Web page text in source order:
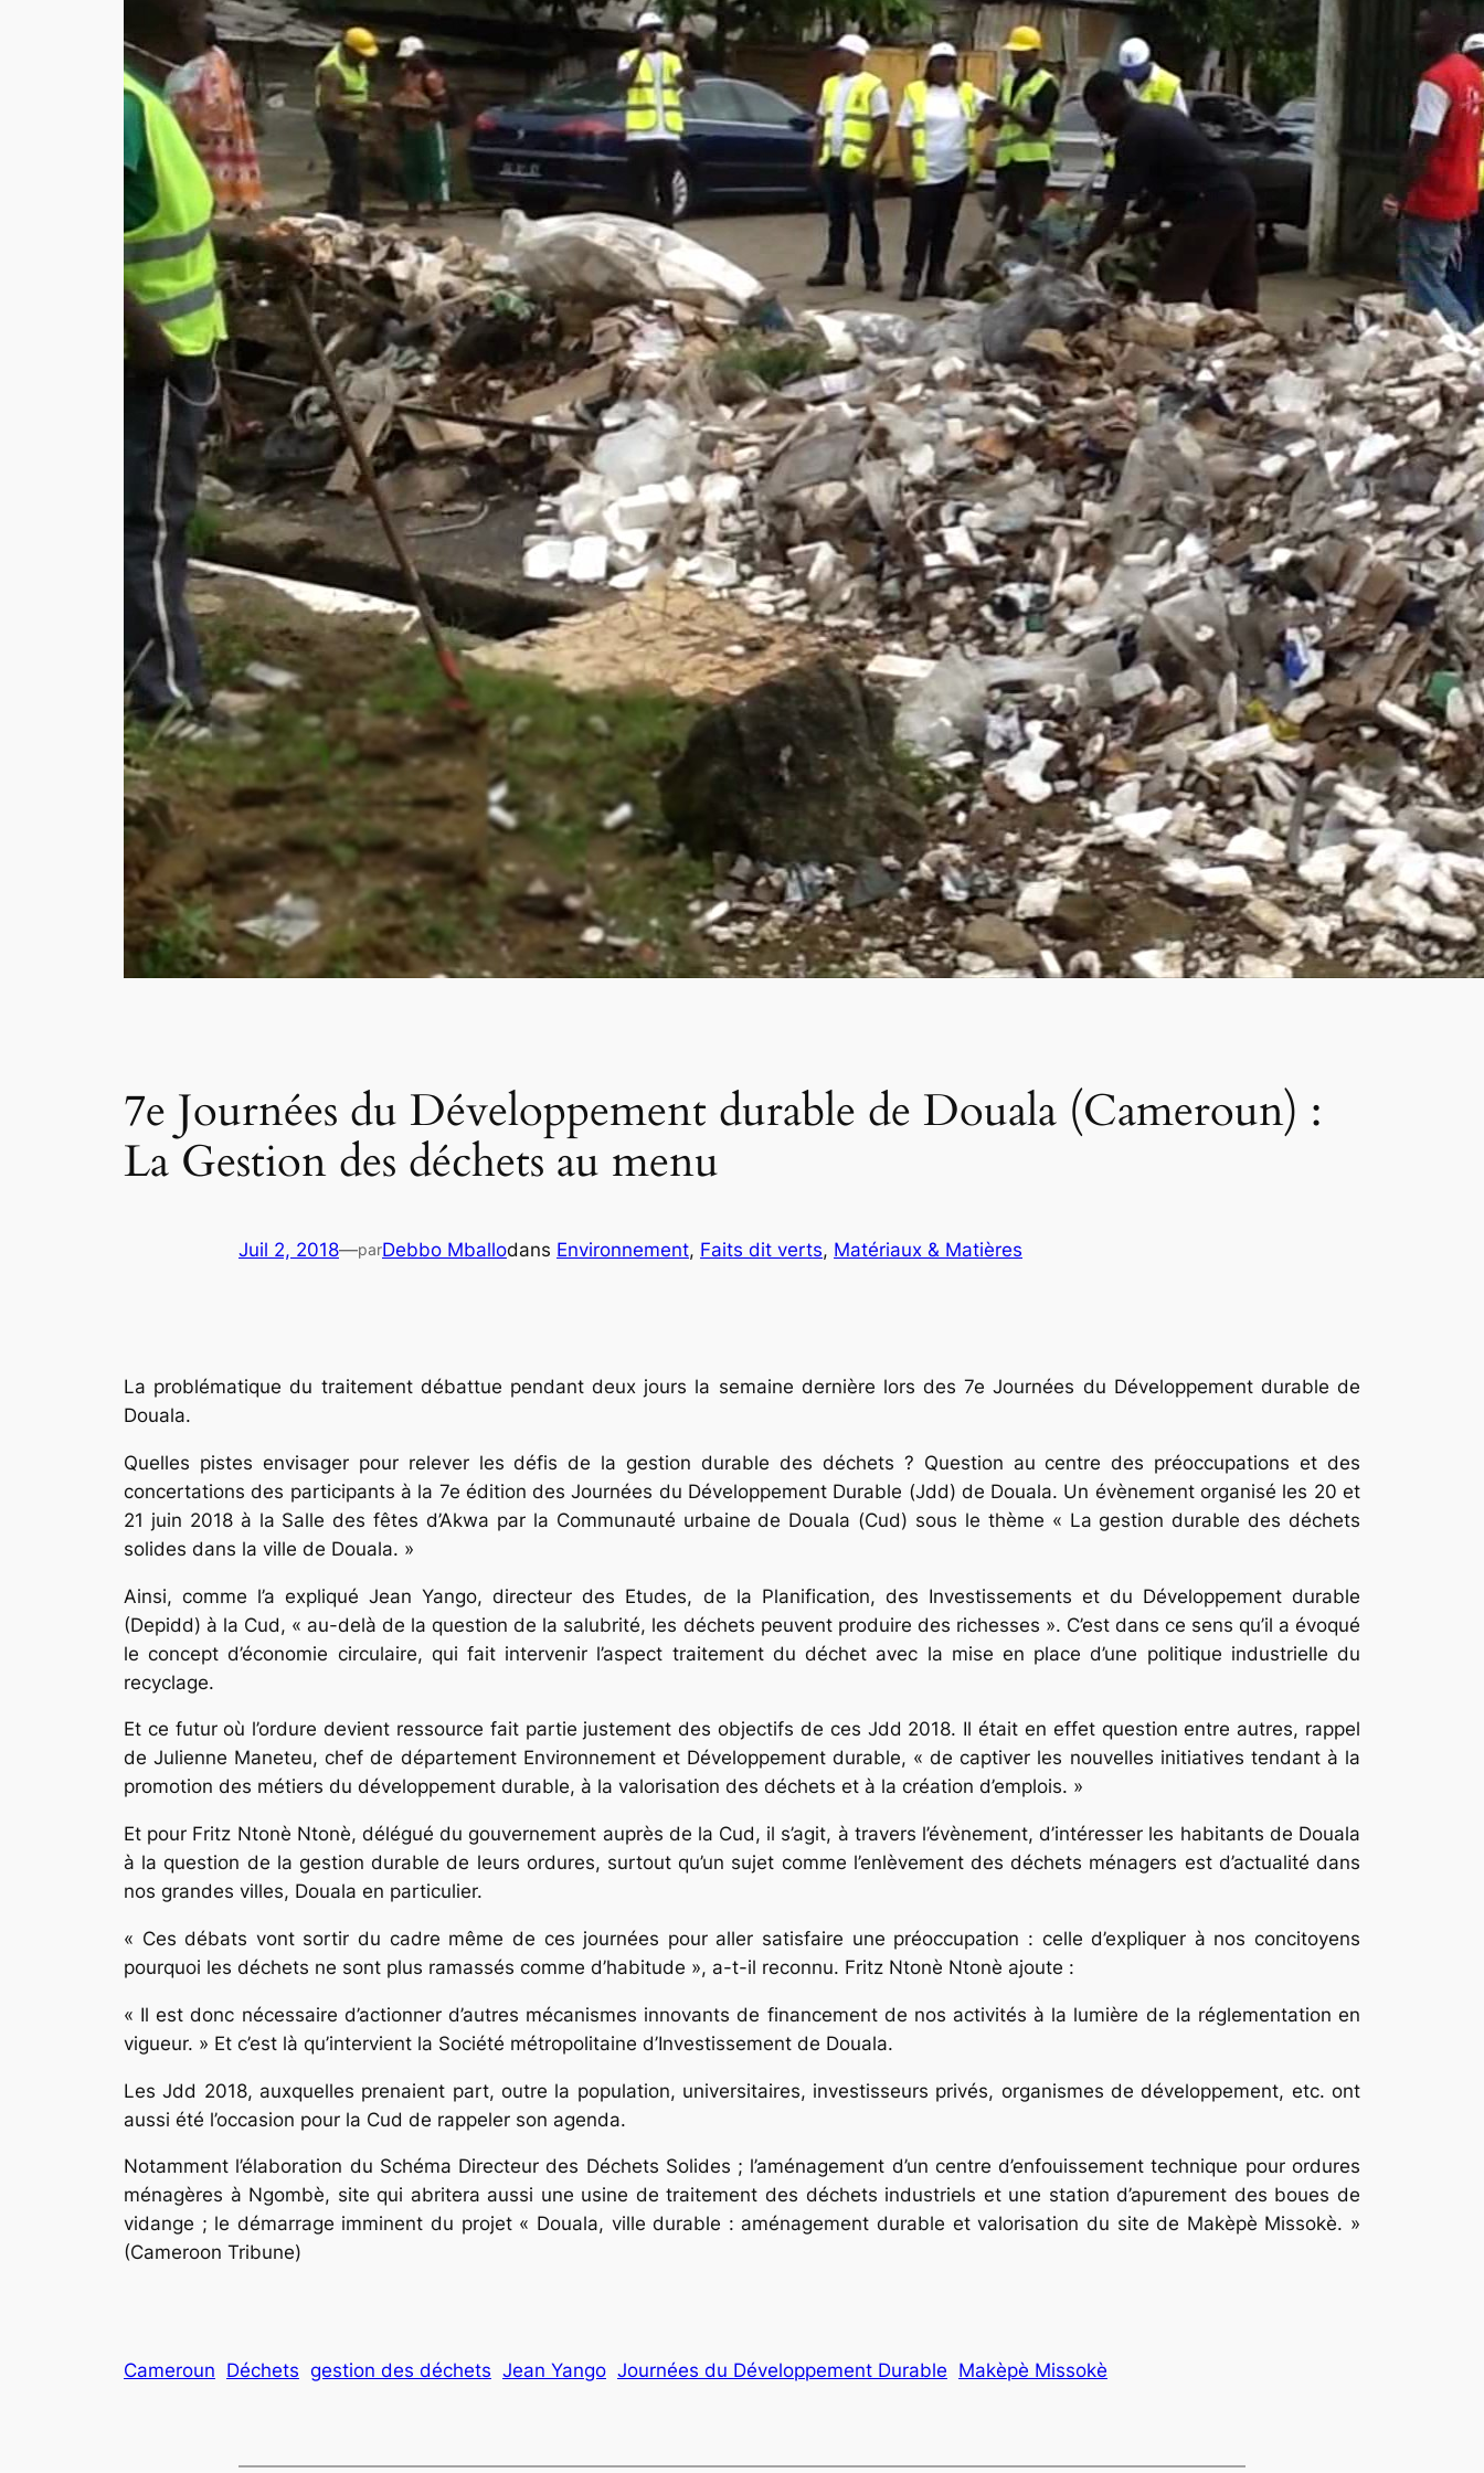
7e Journées du Développement durable de Douala (Cameroun) :
La Gestion des déchets au menu
Juil 2, 2018—parDebbo Mballodans Environnement, Faits dit verts, Matériaux & Matières
La problématique du traitement débattue pendant deux jours la semaine dernière lors des 7e Journées du Développement durable de
Douala.
Quelles pistes envisager pour relever les défis de la gestion durable des déchets ? Question au centre des préoccupations et des
concertations des participants à la 7e édition des Journées du Développement Durable (Jdd) de Douala. Un évènement organisé les 20 et
21 juin 2018 à la Salle des fêtes d’Akwa par la Communauté urbaine de Douala (Cud) sous le thème « La gestion durable des déchets
solides dans la ville de Douala. »
Ainsi, comme l’a expliqué Jean Yango, directeur des Etudes, de la Planification, des Investissements et du Développement durable
(Depidd) à la Cud, « au-delà de la question de la salubrité, les déchets peuvent produire des richesses ». C’est dans ce sens qu’il a évoqué
le concept d’économie circulaire, qui fait intervenir l’aspect traitement du déchet avec la mise en place d’une politique industrielle du
recyclage.
Et ce futur où l’ordure devient ressource fait partie justement des objectifs de ces Jdd 2018. Il était en effet question entre autres, rappel
de Julienne Maneteu, chef de département Environnement et Développement durable, « de captiver les nouvelles initiatives tendant à la
promotion des métiers du développement durable, à la valorisation des déchets et à la création d’emplois. »
Et pour Fritz Ntonè Ntonè, délégué du gouvernement auprès de la Cud, il s’agit, à travers l’évènement, d’intéresser les habitants de Douala
à la question de la gestion durable de leurs ordures, surtout qu’un sujet comme l’enlèvement des déchets ménagers est d’actualité dans
nos grandes villes, Douala en particulier.
« Ces débats vont sortir du cadre même de ces journées pour aller satisfaire une préoccupation : celle d’expliquer à nos concitoyens
pourquoi les déchets ne sont plus ramassés comme d’habitude », a-t-il reconnu. Fritz Ntonè Ntonè ajoute :
« Il est donc nécessaire d’actionner d’autres mécanismes innovants de financement de nos activités à la lumière de la réglementation en
vigueur. » Et c’est là qu’intervient la Société métropolitaine d’Investissement de Douala.
Les Jdd 2018, auxquelles prenaient part, outre la population, universitaires, investisseurs privés, organismes de développement, etc. ont
aussi été l’occasion pour la Cud de rappeler son agenda.
Notamment l’élaboration du Schéma Directeur des Déchets Solides ; l’aménagement d’un centre d’enfouissement technique pour ordures
ménagères à Ngombè, site qui abritera aussi une usine de traitement des déchets industriels et une station d’apurement des boues de
vidange ; le démarrage imminent du projet « Douala, ville durable : aménagement durable et valorisation du site de Makèpè Missokè. »
(Cameroon Tribune)
Cameroun Déchets gestion des déchets Jean Yango Journées du Développement Durable Makèpè Missokè